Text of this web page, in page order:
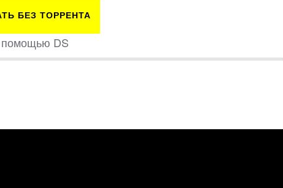
БЕЗ ТОРРЕНТА
DS